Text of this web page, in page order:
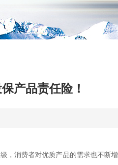
产品责任险！
消费者对优质产品的需求也不断增